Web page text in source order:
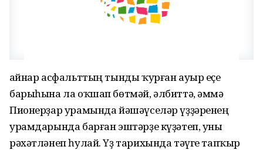
Ҡайнар асфальттың тынды ҡурған ауыр еҫе
барыһына ла оҡшап бөтмәй, әлбиттә, әммә
Пионерҙар урамында йәшәүселәр үҙҙәренең
урамдарында барған эштәрҙе күҙәтеп, уны
рәхәтләнеп һулай. Үҙ тарихында тәүге тапҡыр